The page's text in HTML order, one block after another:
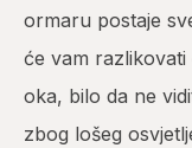
ormaru postaje
će vam
oka, bilo da ne
zbog lošeg